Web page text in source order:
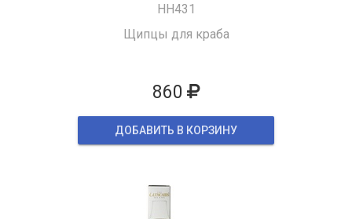
HH431
Щипцы для краба
860
ДОБАВИТЬ В КОРЗИНУ